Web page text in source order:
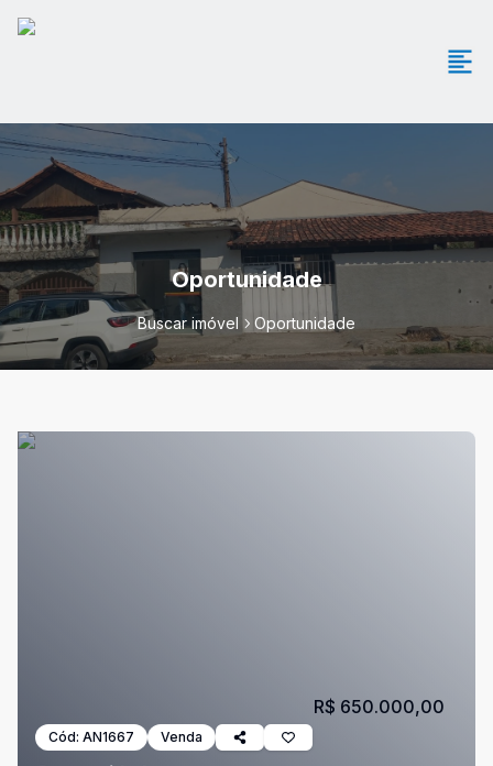
Oportunidade
Buscar imóvel Oportunidade
Cód: AN1667 Venda
R$ 650.000,00